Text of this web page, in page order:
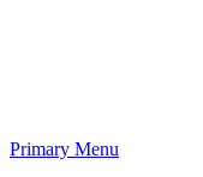
Primary Menu